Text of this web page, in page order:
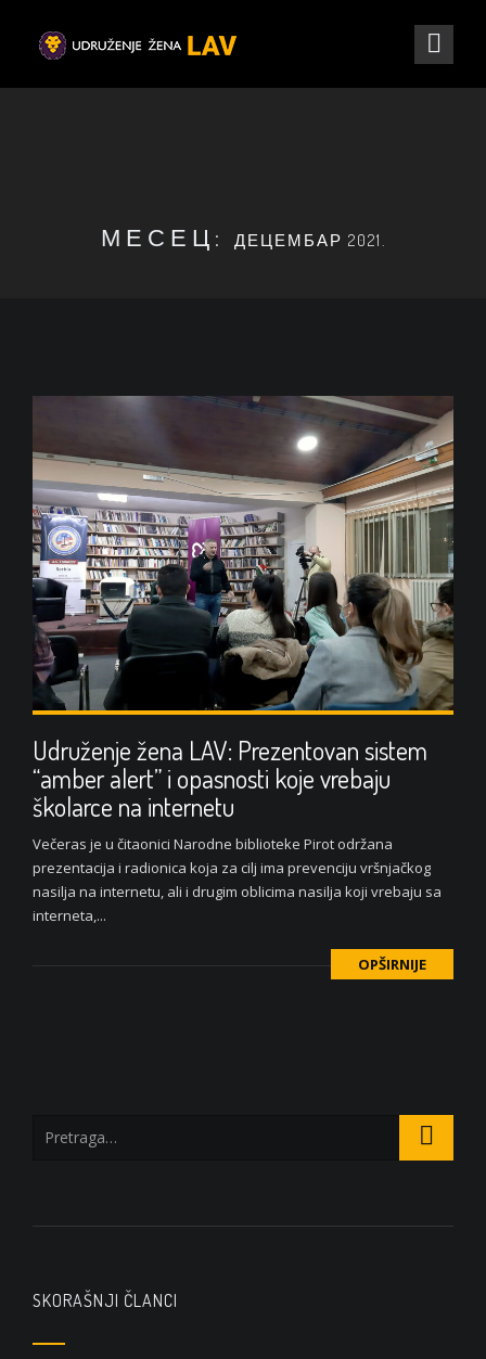
МЕСЕЦ: ДЕЦЕМБАР 2021.
Udruženje žena LAV: Prezentovan sistem
“amber alert” i opasnosti koje vrebaju
školarce na internetu
Večeras je u čitaonici Narodne biblioteke Pirot održana
prezentacija i radionica koja za cilj ima prevenciju vršnjačkog
nasilja na internetu, ali i drugim oblicima nasilja koji vrebaju sa
interneta,...
OPŠIRNIJE
SKORAŠNJI ČLANCI